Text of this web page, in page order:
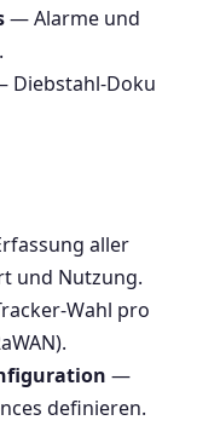
— Alarme und
Diebstahl-Doku
aller
und Nutzung.
Wahl pro
—
definieren.